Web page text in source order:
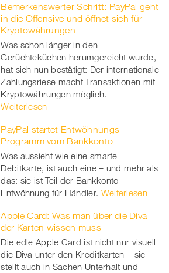
Bemerkenswerter Schritt: PayPal geht
in die Offensive und öffnet sich für
Kryptowährungen
Was schon länger in den
Gerüchteküchen herumgereicht wurde,
hat sich nun bestätigt: Der internationale
Zahlungsriese macht Transaktionen mit
Kryptowährungen möglich.
Weiterlesen
PayPal startet Entwöhnungs-
Programm vom Bankkonto
Was aussieht wie eine smarte
Debitkarte, ist auch eine – und mehr als
das: sie ist Teil der Bankkonto-
Entwöhnung für Händler. Weiterlesen
Apple Card: Was man über die Diva
der Karten wissen muss
Die edle Apple Card ist nicht nur visuell
die Diva unter den Kreditkarten – sie
stellt auch in Sachen Unterhalt und